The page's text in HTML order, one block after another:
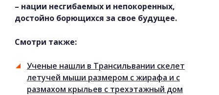
– нации несгибаемых и непокоренных,
достойно борющихся за свое будущее.
Смотри также:
Ученые нашли в Трансильвании скелет
летучей мыши размером с жирафа и с
размахом крыльев с трехэтажный дом